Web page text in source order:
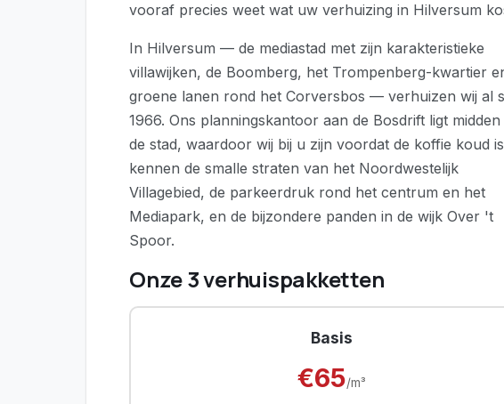
vooraf precies weet wat uw verhuizing in Hilversum
In Hilversum — de mediastad met zijn karakteristieke
villawijken, de Boomberg, het Trompenberg-kwartier
groene lanen rond het Corversbos — verhuizen wij al
1966. Ons planningskantoor aan de Bosdrift ligt midden
de stad, waardoor wij bij u zijn voordat de koffie koud
kennen de smalle straten van het Noordwestelijk
Villagebied, de parkeerdruk rond het centrum en het
Mediapark, en de bijzondere panden in de wijk Over 't
Spoor.
Onze 3 verhuispakketten
Basis
€65/m³